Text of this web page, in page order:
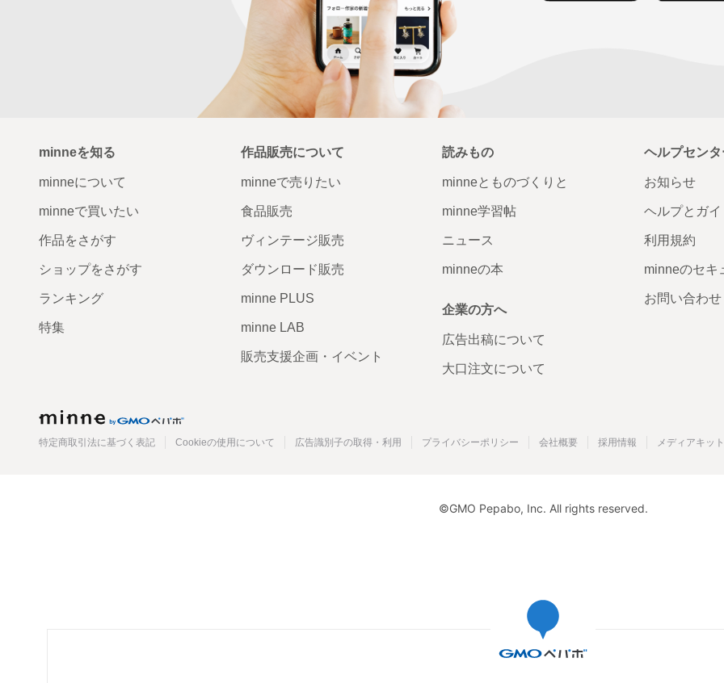
minneを知る
minneについて
minneで買いたい
作品をさがす
ショップをさがす
ランキング
特集
作品販売について
minneで売りたい
食品販売
ヴィンテージ販売
ダウンロード販売
minne PLUS
minne LAB
販売支援企画・イベント
読みもの
minneとものづくりと
minne学習帖
ニュース
minneの本
企業の方へ
広告出稿について
大口注文について
ヘルプセンタ
お知らせ
ヘルプとガイ
利用規約
minneのセキ
お問い合わせ
特定商取引法に基づく表記 Cookieの使用について 広告識別子の取得・利用 プライバシーポリシー 会社概要 採用情報 メディアキット
©GMO Pepabo, Inc. All rights reserved.